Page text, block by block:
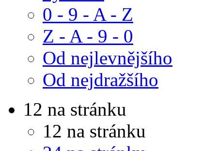
Skrýt výběr podle výrobců
Akce(0)
(0)
Výprodej(1)
Celkem položek:1226
| 1 … 103 další» |
Seřadit